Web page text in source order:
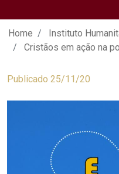
Cristãos em
Home Instituto
Cristãos em ação na
Publicado 25/11/20